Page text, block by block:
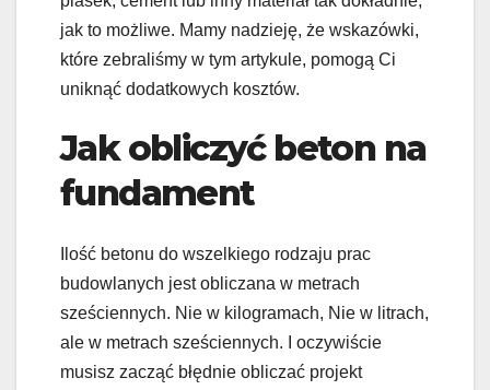
jak to możliwe. Mamy nadzieję, że wskazówki,
które zebraliśmy w tym artykule, pomogą Ci
uniknąć dodatkowych kosztów.
Jak obliczyć beton na
fundament
Ilość betonu do wszelkiego rodzaju prac
budowlanych jest obliczana w metrach
sześciennych. Nie w kilogramach, Nie w litrach,
ale w metrach sześciennych. I oczywiście
musisz zacząć błędnie obliczać projekt